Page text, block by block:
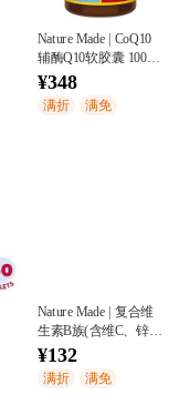
Nature Made | CoQ10
辅酶Q10软胶囊 100
mg
¥348
满折 满免
Nature Made | 复合维
生素B族(含维C、锌)
75片
¥132
满折 满免